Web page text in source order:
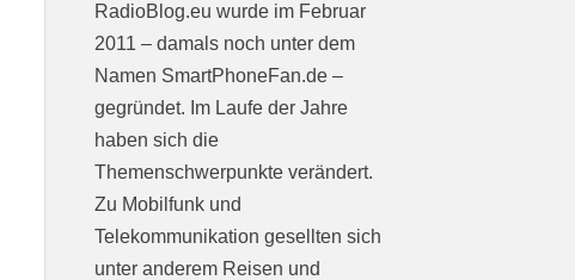
RadioBlog.eu wurde im Februar
2011 – damals noch unter dem
Namen SmartPhoneFan.de –
gegründet. Im Laufe der Jahre
haben sich die
Themenschwerpunkte verändert.
Zu Mobilfunk und
Telekommunikation gesellten sich
unter anderem Reisen und